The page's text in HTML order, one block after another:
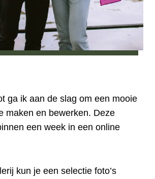
ga ik aan de slag om een mooie
maken en bewerken. Deze
een week in een online
kun je een selectie foto’s